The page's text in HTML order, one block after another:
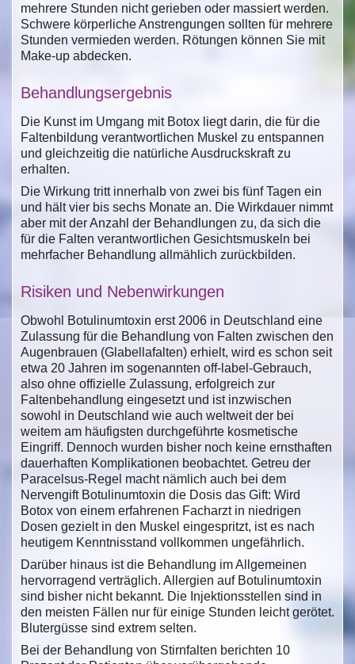
mehrere Stunden nicht gerieben oder massiert werden.
Schwere körperliche Anstrengungen sollten für mehrere
Stunden vermieden werden. Rötungen können Sie mit
Make-up abdecken.
Behandlungsergebnis
Die Kunst im Umgang mit Botox liegt darin, die für die
Faltenbildung verantwortlichen Muskel zu entspannen
und gleichzeitig die natürliche Ausdruckskraft zu
erhalten.
Die Wirkung tritt innerhalb von zwei bis fünf Tagen ein
und hält vier bis sechs Monate an. Die Wirkdauer nimmt
aber mit der Anzahl der Behandlungen zu, da sich die
für die Falten verantwortlichen Gesichtsmuskeln bei
mehrfacher Behandlung allmählich zurückbilden.
Risiken und Nebenwirkungen
Obwohl Botulinumtoxin erst 2006 in Deutschland eine
Zulassung für die Behandlung von Falten zwischen den
Augenbrauen (Glabellafalten) erhielt, wird es schon seit
etwa 20 Jahren im sogenannten off-label-Gebrauch,
also ohne offizielle Zulassung, erfolgreich zur
Faltenbehandlung eingesetzt und ist inzwischen
sowohl in Deutschland wie auch weltweit der bei
weitem am häufigsten durchgeführte kosmetische
Eingriff. Dennoch wurden bisher noch keine ernsthaften
dauerhaften Komplikationen beobachtet. Getreu der
Paracelsus-Regel macht nämlich auch bei dem
Nervengift Botulinumtoxin die Dosis das Gift: Wird
Botox von einem erfahrenen Facharzt in niedrigen
Dosen gezielt in den Muskel eingespritzt, ist es nach
heutigem Kenntnisstand vollkommen ungefährlich.
Darüber hinaus ist die Behandlung im Allgemeinen
hervorragend verträglich. Allergien auf Botulinumtoxin
sind bisher nicht bekannt. Die Injektionsstellen sind in
den meisten Fällen nur für einige Stunden leicht gerötet.
Blutergüsse sind extrem selten.
Bei der Behandlung von Stirnfalten berichten 10